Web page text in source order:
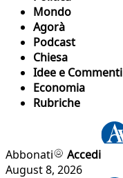
Mondo
Agorà
Podcast
Chiesa
Idee e Commenti
Economia
Rubriche
Abbonati
Accedi
August 8, 2026